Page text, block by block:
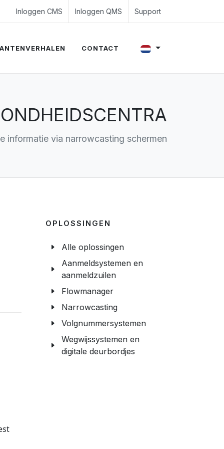
350 54 00
Inloggen CMS Inloggen QMS Support
CONTACT
informatie via narrowcasting schermen
OPLOSSINGEN
Alle oplossingen
Aanmeldsystemen en
aanmeldzuilen
Flowmanager
Narrowcasting
Volgnummersystemen
Wegwijssystemen en
digitale deurbordjes